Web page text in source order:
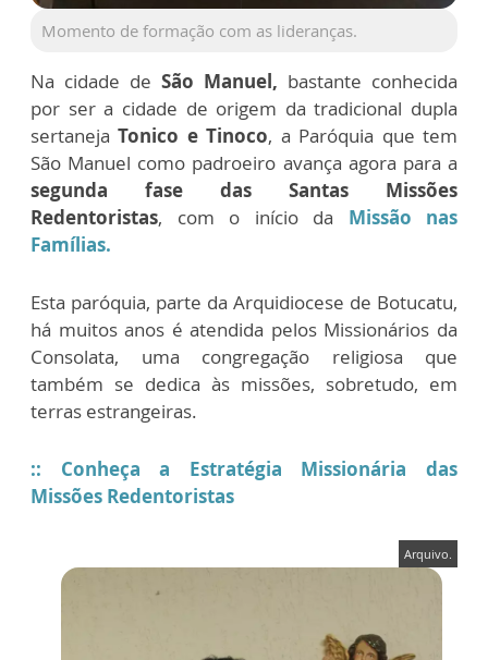
Momento de formação com as lideranças.
Na cidade de São Manuel, bastante conhecida
por ser a cidade de origem da tradicional dupla
sertanejaTonico e Tinoco, a Paróquia que tem
São Manuel como padroeiro avança agora para a
segunda fase das Santas Missões
Redentoristas, com o início da Missão nas
Famílias.
Esta paróquia, parte da Arquidiocese de Botucatu,
há muitos anos é atendida pelos Missionários da
Consolata, uma congregação religiosa que
também se dedica às missões, sobretudo, em
terras estrangeiras.
:: Conheça a Estratégia Missionária das
Missões Redentoristas
Arquivo.